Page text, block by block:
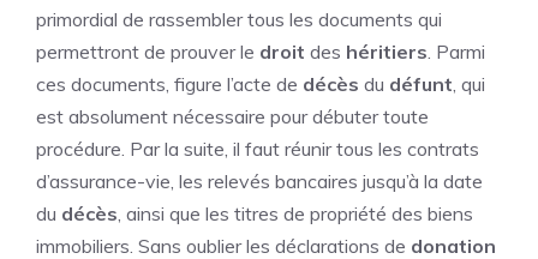
primordial de rassembler tous les documents qui
permettront de prouver le droit des héritiers . Parmi
ces documents, figure l’acte de décès du défunt , qui
est absolument nécessaire pour débuter toute
procédure. Par la suite, il faut réunir tous les contrats
d’assurance-vie, les relevés bancaires jusqu’à la date
du décès , ainsi que les titres de propriété des biens
immobiliers. Sans oublier les déclarations de donation